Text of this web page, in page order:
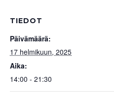
TIEDOT
Päivämäärä:
17 helmikuun, 2025
Aika:
14:00 - 21:30